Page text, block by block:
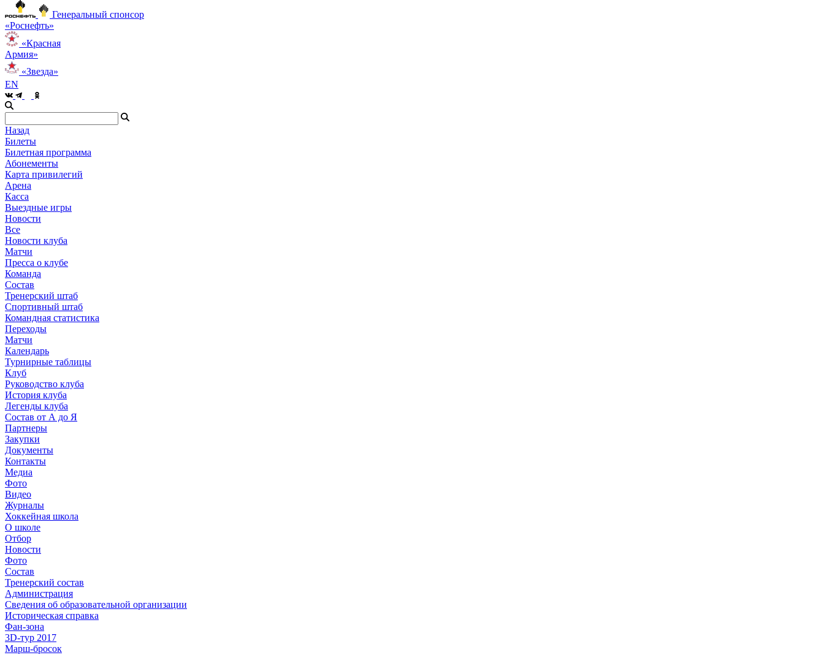
Генеральный спонсор
«Роснефть»
«Красная
Армия»
«Звезда»
EN
Назад
Билеты
Билетная программа
Абонементы
Карта привилегий
Арена
Касса
Выездные игры
Новости
Все
Новости клуба
Матчи
Пресса о клубе
Команда
Состав
Тренерский штаб
Спортивный штаб
Командная статистика
Переходы
Матчи
Календарь
Турнирные таблицы
Клуб
Руководство клуба
История клуба
Легенды клуба
Состав от А до Я
Партнеры
Закупки
Документы
Контакты
Медиа
Фото
Видео
Журналы
Хоккейная школа
О школе
Отбор
Новости
Фото
Состав
Тренерский состав
Администрация
Сведения об образовательной организации
Историческая справка
Фан-зона
3D-тур 2017
Марш-бросок